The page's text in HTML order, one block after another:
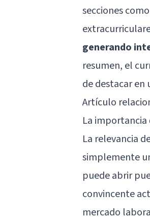
secciones
generando
resumen, el
de destacar
Artículo
La
La relevancia
simplemente
puede abrir
convincente
mercado